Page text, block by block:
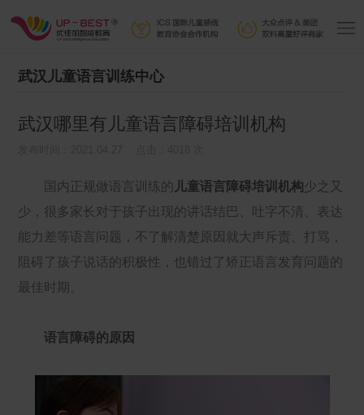
武汉儿童语言训练中心
武汉哪里有儿童语言障碍培训机构
国内正规做语言训练的 儿童语言障碍培训机构少之又
少，很多家长对于孩子出现的讲话结巴、吐字不清、表达
能力差等语言问题，不了解清楚原因就大声斥责、打骂，
阻碍了孩子说话的积极性，也错过了矫正语言发育问题的
最佳时期。
语言障碍的原因